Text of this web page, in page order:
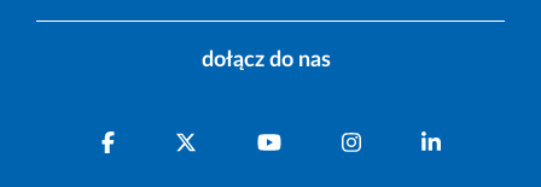
dołącz do nas